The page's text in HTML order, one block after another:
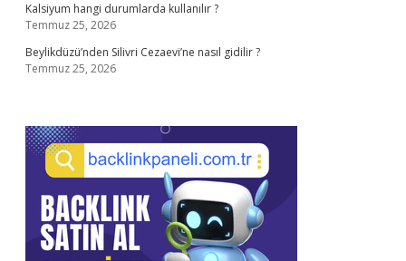
Kalsiyum hangi durumlarda kullanılır ?
Temmuz 25, 2026
Beylikdüzü’nden Silivri Cezaevi’ne nasıl gidilir ?
Temmuz 25, 2026